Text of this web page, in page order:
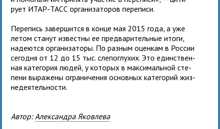
рует ИТАР-ТАСС орга­ни­за­то­ров переписи.
Перепись завер­шится в конце мая 2015 года, а уже
летом ста­нут известны ее пред­ва­ри­тель­ные итоги,
наде­ются орга­ни­за­торы. По раз­ным оцен­кам в России
сего­дня от 12 до 15 тыс. сле­по­глу­хих. Это един­ствен­
ная кате­го­рия людей, у кото­рых в мак­си­маль­ной сте­
пени выра­жены огра­ни­че­ния основ­ных кате­го­рий жиз­
не­де­я­тельности.
Автор: Александра Яковлева